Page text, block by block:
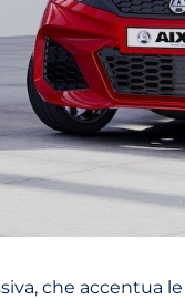
che accentua